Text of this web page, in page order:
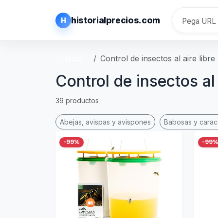
H historialprecios.com
Control de insectos al aire libre
Control de insectos
39 productos
Abejas, avispas y avispones Babosas y
-99% -99%